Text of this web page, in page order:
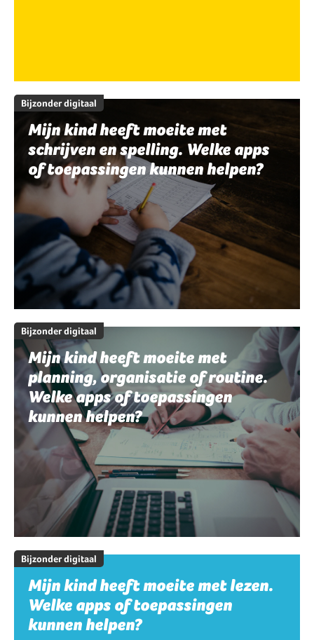
Bijzonder digitaal
Mijn kind heeft moeite met
schrijven en spelling. Welke apps
of toepassingen kunnen helpen?
Bijzonder digitaal
Mijn kind heeft moeite met
planning, organisatie of routine.
Welke apps of toepassingen
kunnen helpen?
Bijzonder digitaal
Mijn kind heeft moeite met lezen.
Welke apps of toepassingen
kunnen helpen?